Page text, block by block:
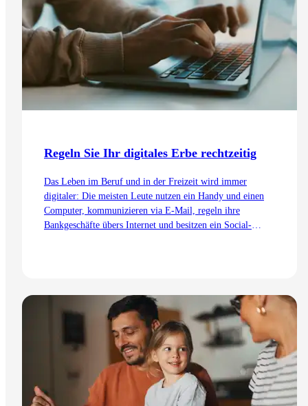
Regeln Sie Ihr digitales Erbe rechtzeitig
Das Leben im Beruf und in der Freizeit wird immer
digitaler: Die meisten Leute nutzen ein Handy und einen
Computer, kommunizieren via E-Mail, regeln ihre
Bankgeschäfte übers Internet und besitzen ein Social-
Zum Artikel